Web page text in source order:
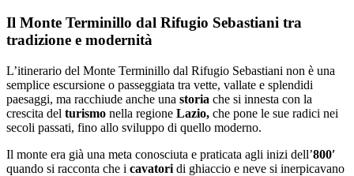
Il Monte Terminillo dal Rifugio Sebastiani tra
tradizione e modernità
L’itinerario del Monte Terminillo dal Rifugio Sebastiani non è una
semplice escursione o passeggiata tra vette, vallate e splendidi
paesaggi, ma racchiude anche una storia che si innesta con la
crescita del turismo nella regione Lazio, che pone le sue radici nei
secoli passati, fino allo sviluppo di quello moderno.
Il monte era già una meta conosciuta e praticata agli inizi dell’800′
quando si racconta che i cavatori di ghiaccio e neve si inerpicavano